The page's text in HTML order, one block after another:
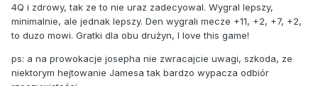
4Q i zdrowy, tak ze to nie uraz zadecyowal. Wygral lepszy,
minimalnie, ale jednak lepszy. Den wygrali mecze +11, +2, +7, +2,
to duzo mowi. Gratki dla obu drużyn, I love this game!
ps: a na prowokacje josepha nie zwracajcie uwagi, szkoda, ze
niektorym hejtowanie Jamesa tak bardzo wypacza odbiór